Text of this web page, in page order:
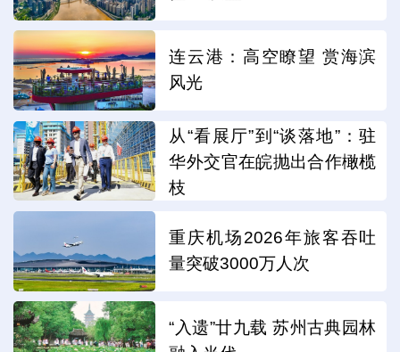
连云港：高空瞭望 赏海滨
风光
从“看展厅”到“谈落地”：驻
华外交官在皖抛出合作橄榄
枝
重庆机场2026年旅客吞吐
量突破3000万人次
“入遗”廿九载 苏州古典园林